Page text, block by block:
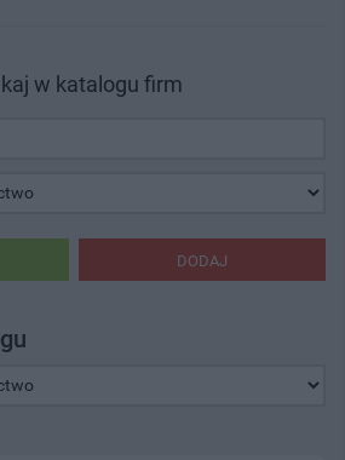
w katalogu firm
DODAJ